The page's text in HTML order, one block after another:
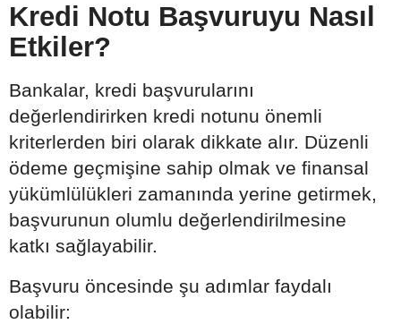
Kredi Notu Başvuruyu Nasıl
Etkiler?
Bankalar, kredi başvurularını
değerlendirirken kredi notunu önemli
kriterlerden biri olarak dikkate alır. Düzenli
ödeme geçmişine sahip olmak ve finansal
yükümlülükleri zamanında yerine getirmek,
başvurunun olumlu değerlendirilmesine
katkı sağlayabilir.
Başvuru öncesinde şu adımlar faydalı
olabilir: